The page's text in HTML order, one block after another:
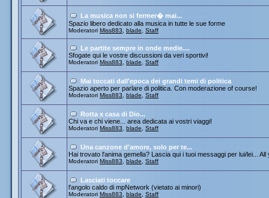
La musica non si fermer� mai...
Spazio libero dedicato alla musica in tutte le sue forme
Moderatori Miss883 blade Staff
Le partite sempre in onde medie....
Sfogate qui le vostre discussioni da veri sportivi!
Moderatori Miss883 blade Staff
Mai toccati dall'epoca dei grandi temi di politica
Spazio aperto per parlare di politica. Con moderazione of course!
Moderatori Miss883 blade Staff
Rotta x casa di Dio...
Chi va e chi viene... area dedicata ai vostri viaggi!
Moderatori Miss883 blade Staff
Una canzone d'amore, solo per te...
Hai trovato l'anima gemella? Lascia qui i tuoi messaggi per lui/lei...
Moderatori Miss883 blade Staff
Lasciati toccare
l'angolo caldo di mpNetwork (vietato ai minori)
Moderatori Miss883 blade Staff